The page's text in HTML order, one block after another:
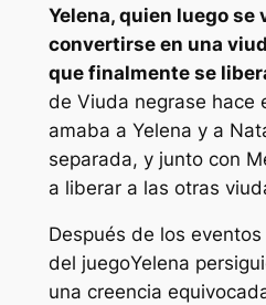
Yelena, quien luego se
convertirse en una
que finalmente se
de Viuda negrase hace
amaba a Yelena y a
separada, y junto con
a liberar a las otras
Después de los eventos
del juegoYelena
una creencia